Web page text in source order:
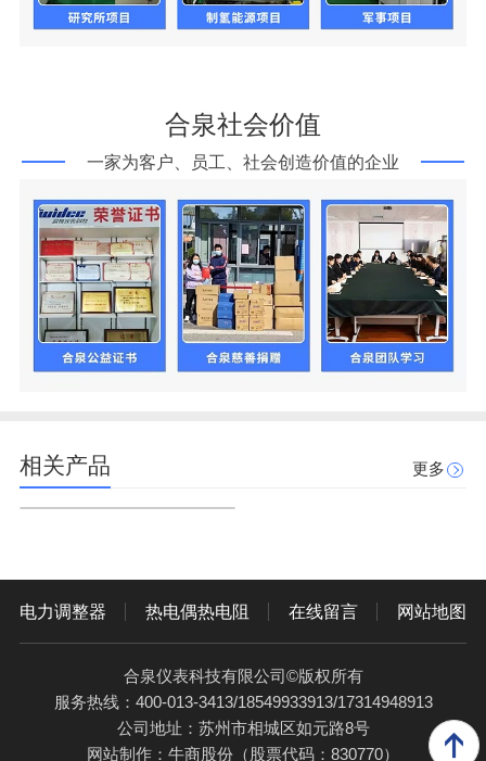
合泉社会价值
一家为客户、员工、社会创造价值的企业
相关产品 更多
电力调整器 热电偶热电阻 在线留言 网站地图
合泉仪表科技有限公司©版权所有
服务热线：400-013-3413/18549933913/17314948913
公司地址：苏州市相城区如元路8号
网站制作： 牛商股份 （股票代码：830770）